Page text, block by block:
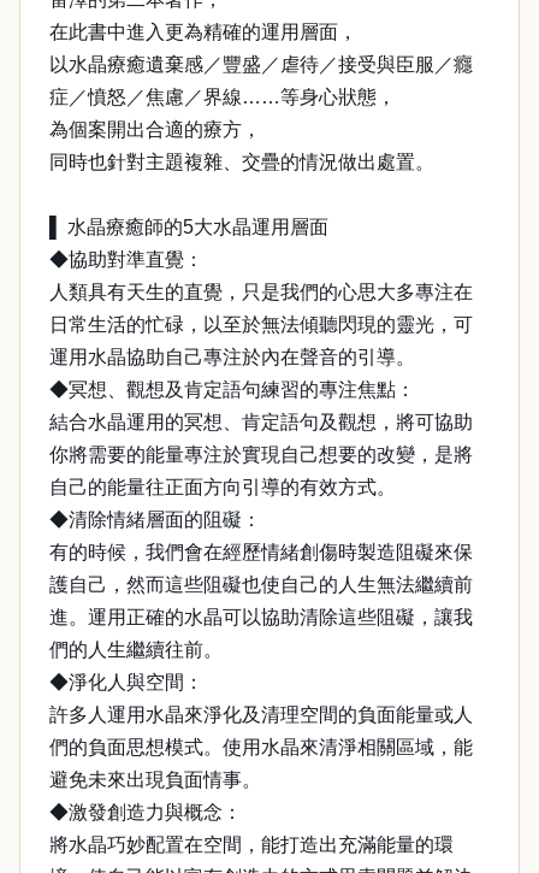
在此書中進入更為精確的運用層面，
以水晶療癒遺棄感／豐盛／虐待／接受與臣服／癮
症／憤怒／焦慮／界線……等身心狀態，
為個案開出合適的療方，
同時也針對主題複雜、交疊的情況做出處置。
▌ 水晶療癒師的5大水晶運用層面
◆協助對準直覺：
人類具有天生的直覺，只是我們的心思大多專注在
日常生活的忙碌，以至於無法傾聽閃現的靈光，可
運用水晶協助自己專注於內在聲音的引導。
◆冥想、觀想及肯定語句練習的專注焦點：
結合水晶運用的冥想、肯定語句及觀想，將可協助
你將需要的能量專注於實現自己想要的改變，是將
自己的能量往正面方向引導的有效方式。
◆清除情緒層面的阻礙：
有的時候，我們會在經歷情緒創傷時製造阻礙來保
護自己，然而這些阻礙也使自己的人生無法繼續前
進。運用正確的水晶可以協助清除這些阻礙，讓我
們的人生繼續往前。
◆淨化人與空間：
許多人運用水晶來淨化及清理空間的負面能量或人
們的負面思想模式。使用水晶來清淨相關區域，能
避免未來出現負面情事。
◆激發創造力與概念：
將水晶巧妙配置在空間，能打造出充滿能量的環